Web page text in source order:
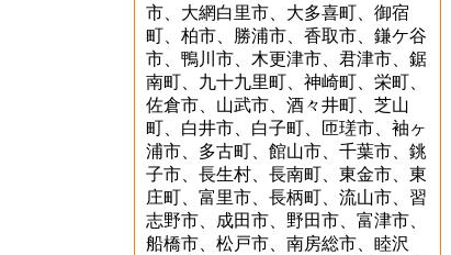
市、大網白里市、大多喜町、御宿
町、柏市、勝浦市、香取市、鎌ケ谷
市、鴨川市、木更津市、君津市、鋸
南町、九十九里町、神崎町、栄町、
佐倉市、山武市、酒々井町、芝山
町、白井市、白子町、匝瑳市、袖ヶ
浦市、多古町、館山市、千葉市、銚
子市、長生村、長南町、東金市、東
庄町、富里市、長柄町、流山市、習
志野市、成田市、野田市、富津市、
船橋市、松戸市、南房総市、睦沢